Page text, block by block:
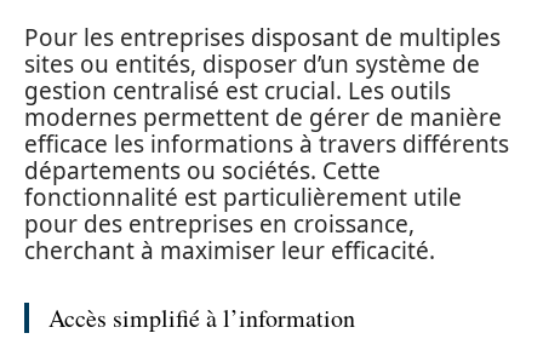
Pour les entreprises disposant de multiples
sites ou entités, disposer d’un système de
gestion centralisé est crucial. Les outils
modernes permettent de gérer de manière
efficace les informations à travers différents
départements ou sociétés. Cette
fonctionnalité est particulièrement utile
pour des entreprises en croissance,
cherchant à maximiser leur efficacité.
Accès simplifié à l’information